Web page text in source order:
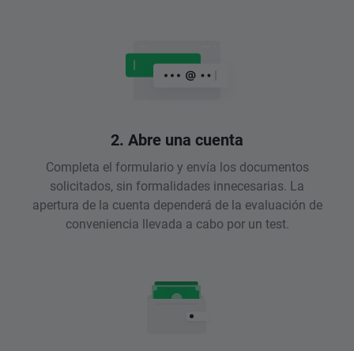
2. Abre una cuenta
Completa el formulario y envía los documentos
solicitados, sin formalidades innecesarias. La
apertura de la cuenta dependerá de la evaluación de
conveniencia llevada a cabo por un test.